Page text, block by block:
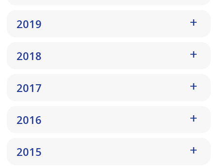
2019
2018
2017
2016
2015